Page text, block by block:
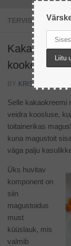
TERVISLIKUD
BY KRISTEL VOKK
Selle kakaokreemi
veidra koosluse,
toitainerikas
kuna magustoit
väga palju
Üks huvitav
komponent on
siin
magustoidus
must
küüslauk, mis
valmib